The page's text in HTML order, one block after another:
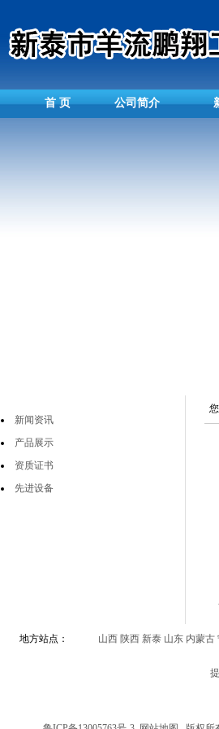
首 页 公司简介
新闻资讯
产品展示
资质证书
先进设备
地方站点： 山西 陕西 新泰 山东 内蒙古